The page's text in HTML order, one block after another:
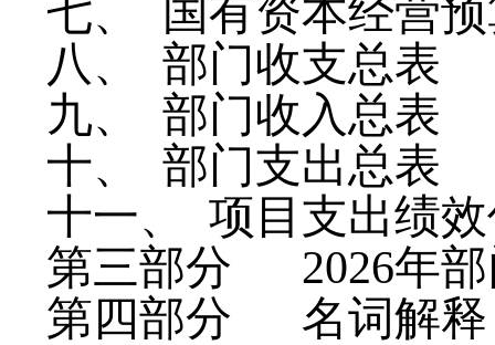
七、
国有资本经营
八、
部门收支总表
九、
部门收入总表
十、
部门支出总表
十一、
项目支出绩
第三部分
2026年
第四部分
名词解释